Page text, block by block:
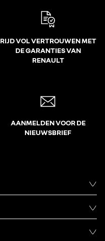
RIJD VOL VERTROUWEN MET
DE GARANTIES VAN
RENAULT
AANMELDEN VOOR DE
NIEUWSBRIEF